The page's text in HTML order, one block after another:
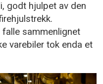
godt hjulpet av den
sammenlignet
varebiler tok enda et